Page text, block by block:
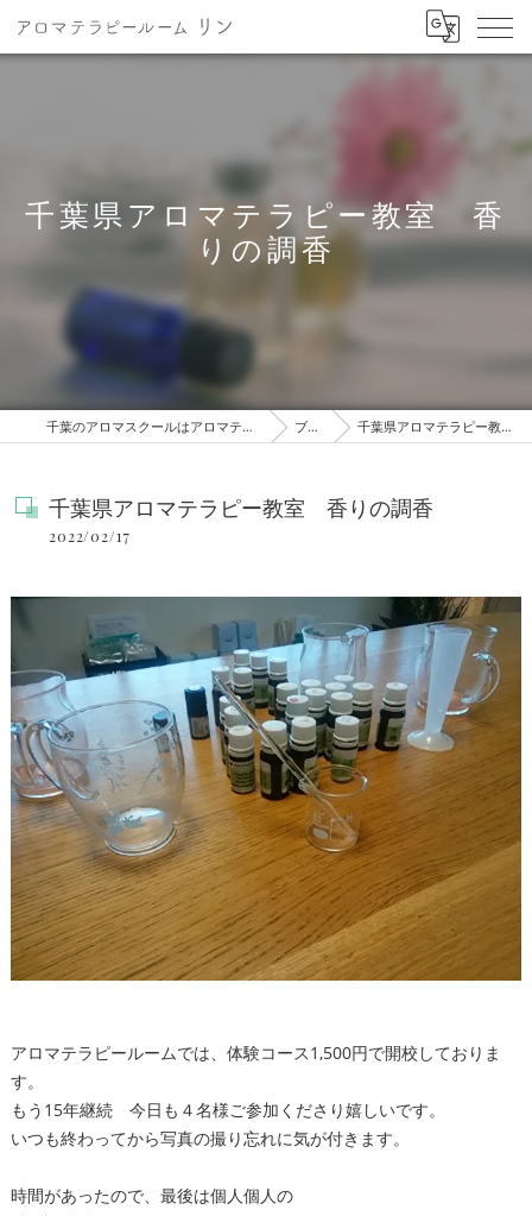
千葉県アロマテラピー教室 香
りの調香
千葉のアロマスクールはアロマテラピールーム リン ブログ 千葉県アロマテラピー教室 香りの調香
千葉県アロマテラピー教室 香りの調香
2022/02/17
アロマテラピールームでは、体験コース1,500円で開校しておりま
す。
もう15年継続 今日も４名様ご参加くださり嬉しいです。
いつも終わってから写真の撮り忘れに気が付きます。
時間があったので、最後は個人個人の